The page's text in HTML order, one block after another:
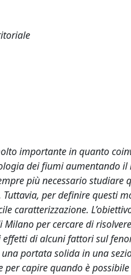
importante in quanto
dei fiumi aumentando
più necessario studiare
per definire questi
caratterizzazione.
per cercare di
di alcuni fattori sul
portata solida in una
capire quando è